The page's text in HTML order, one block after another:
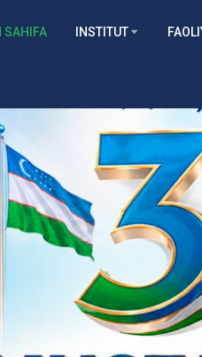
SAHIFA INSTITUT